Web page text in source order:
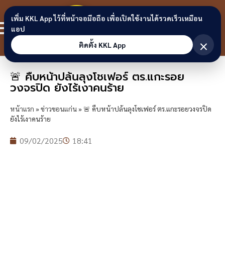
Skip to content
ขอนแก่น
ลิงก์
🚨 คืบหน้าปล้นลุงโชเฟอร์ ตร.แกะรอย
วงจรปิด ยังไร้เงาคนร้าย
หน้าแรก »ข่าวขอนแก่น»🚨 คืบหน้าปล้นลุงโชเฟอร์ ตร.แกะรอยวงจรปิด
ยังไร้เงาคนร้าย
09/02/2025 18:41
เพิ่ม KKL App ไว้ที่หน้าจอมือถือ เพื่อเปิดใช้งานได้รวดเร็วเหมือน
แอป
ติดตั้ง KKL App
×